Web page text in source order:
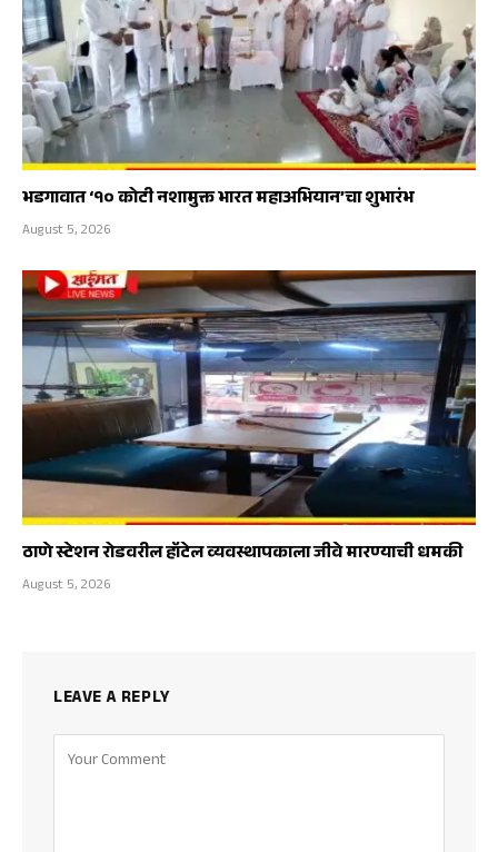
भडगावात ‘१० कोटी नशामुक्त भारत महाअभियान’चा शुभारंभ
August 5, 2026
ठाणे स्टेशन रोडवरील हॉटेल व्यवस्थापकाला जीवे मारण्याची धमकी
August 5, 2026
LEAVE A REPLY